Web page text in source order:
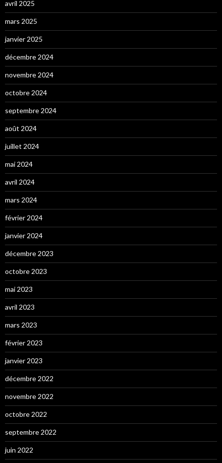
avril 2025
mars 2025
janvier 2025
décembre 2024
novembre 2024
octobre 2024
septembre 2024
août 2024
juillet 2024
mai 2024
avril 2024
mars 2024
février 2024
janvier 2024
décembre 2023
octobre 2023
mai 2023
avril 2023
mars 2023
février 2023
janvier 2023
décembre 2022
novembre 2022
octobre 2022
septembre 2022
juin 2022